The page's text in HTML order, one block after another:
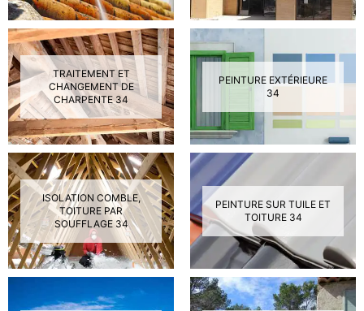
TRAITEMENT ET
CHANGEMENT DE
CHARPENTE 34
PEINTURE EXTÉRIEURE
34
ISOLATION COMBLE,
TOITURE PAR
SOUFFLAGE 34
PEINTURE SUR TUILE ET
TOITURE 34